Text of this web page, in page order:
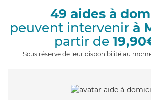
49 aides à
peuvent intervenir à
partir de
Sous réserve de leur disponibilité au